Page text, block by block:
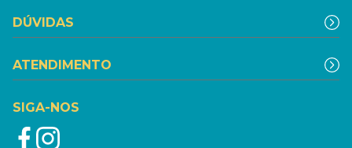
DÚVIDAS
ATENDIMENTO
SIGA-NOS